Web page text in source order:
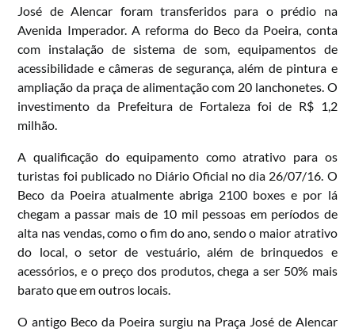
José de Alencar foram transferidos para o prédio na
Avenida Imperador. A reforma do Beco da Poeira, conta
com instalação de sistema de som, equipamentos de
acessibilidade e câmeras de segurança, além de pintura e
ampliação da praça de alimentação com 20 lanchonetes. O
investimento da Prefeitura de Fortaleza foi de R$ 1,2
milhão.
A qualificação do equipamento como atrativo para os
turistas foi publicado no Diário Oficial no dia 26/07/16. O
Beco da Poeira atualmente abriga 2100 boxes e por lá
chegam a passar mais de 10 mil pessoas em períodos de
alta nas vendas, como o fim do ano, sendo o maior atrativo
do local, o setor de vestuário, além de brinquedos e
acessórios, e o preço dos produtos, chega a ser 50% mais
barato que em outros locais.
O antigo Beco da Poeira surgiu na Praça José de Alencar